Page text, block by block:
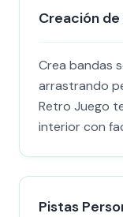
Creación
Crea bandas
arrastrando
Retro Juego
interior con
Pistas